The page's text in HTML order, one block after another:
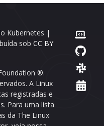
Kubernetes |
sob CC BY
®.
A Linux
registradas e
Para uma lista
da The Linux